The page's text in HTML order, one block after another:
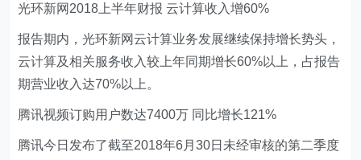
光环新网2018上半年财报 云计算收入增60%
报告期内，光环新网云计算业务发展继续保持增长势头，
云计算及相关服务收入较上年同期增长60%以上，占报告
期营业收入达70%以上。
腾讯视频订购用户数达7400万 同比增长121%
腾讯今日发布了截至2018年6月30日未经审核的第二季度